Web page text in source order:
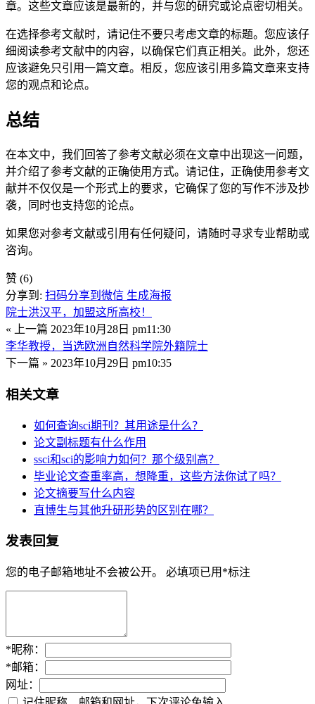
章。这些文章应该是最新的，并与您的研究或论点密切相关。
在选择参考文献时，请记住不要只考虑文章的标题。您应该仔
细阅读参考文献中的内容，以确保它们真正相关。此外，您还
应该避免只引用一篇文章。相反，您应该引用多篇文章来支持
您的观点和论点。
总结
在本文中，我们回答了参考文献必须在文章中出现这一问题，
并介绍了参考文献的正确使用方式。请记住，正确使用参考文
献并不仅仅是一个形式上的要求，它确保了您的写作不涉及抄
袭，同时也支持您的论点。
如果您对参考文献或引用有任何疑问，请随时寻求专业帮助或
咨询。
赞 (6)
分享到: 扫码分享到微信 生成海报
院士洪汉平，加盟这所高校！
« 上一篇 2023年10月28日 pm11:30
李华教授，当选欧洲自然科学院外籍院士
下一篇 » 2023年10月29日 pm10:35
相关文章
如何查询sci期刊？其用途是什么？
论文副标题有什么作用
ssci和sci的影响力如何？那个级别高？
毕业论文查重率高，想降重，这些方法你试了吗？
论文摘要写什么内容
直博生与其他升研形势的区别在哪？
发表回复
您的电子邮箱地址不会被公开。 必填项已用 *标注
*昵称：
*邮箱：
网址：